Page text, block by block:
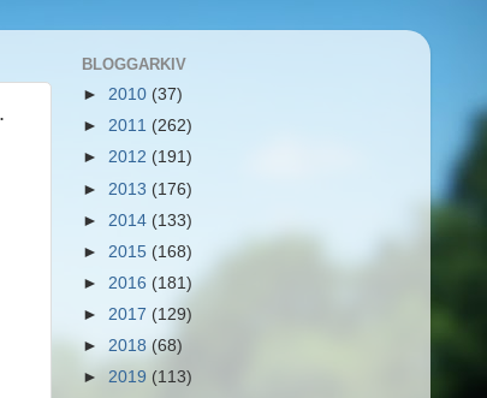
BLOGGARKIV
► 2010 (37)
► 2011 (262)
► 2012 (191)
► 2013 (176)
► 2014 (133)
► 2015 (168)
► 2016 (181)
► 2017 (129)
► 2018 (68)
► 2019 (113)